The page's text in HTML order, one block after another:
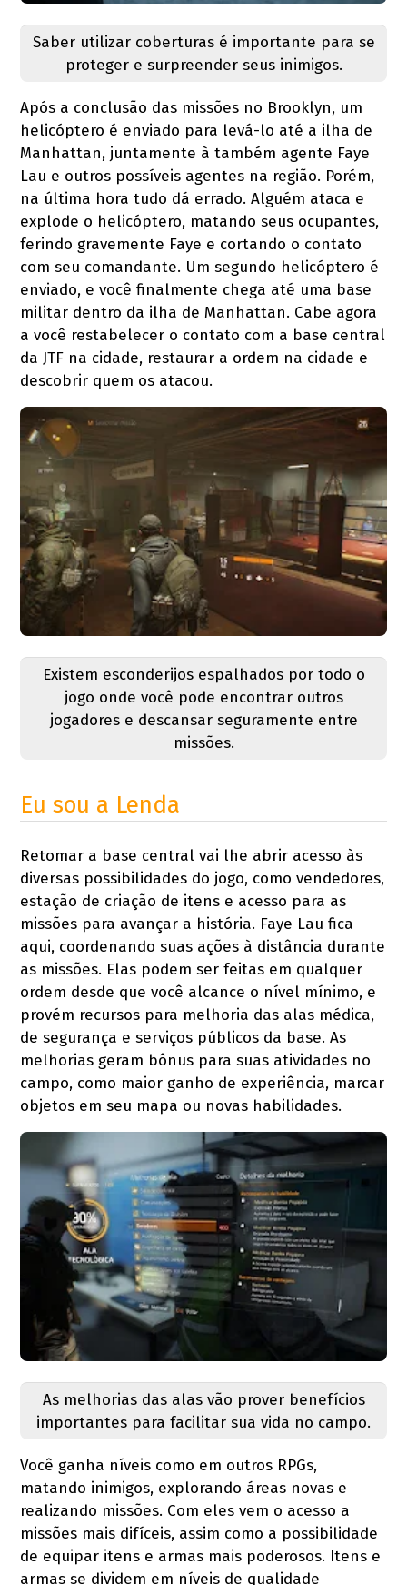
Saber utilizar coberturas é importante para se
proteger e surpreender seus inimigos.
Após a conclusão das missões no Brooklyn, um
helicóptero é enviado para levá-lo até a ilha de
Manhattan, juntamente à também agente Faye
Lau e outros possíveis agentes na região. Porém,
na última hora tudo dá errado. Alguém ataca e
explode o helicóptero, matando seus ocupantes,
ferindo gravemente Faye e cortando o contato
com seu comandante. Um segundo helicóptero é
enviado, e você finalmente chega até uma base
militar dentro da ilha de Manhattan. Cabe agora
a você restabelecer o contato com a base central
da JTF na cidade, restaurar a ordem na cidade e
descobrir quem os atacou.
Existem esconderijos espalhados por todo o
jogo onde você pode encontrar outros
jogadores e descansar seguramente entre
missões.
Eu sou a Lenda
Retomar a base central vai lhe abrir acesso às
diversas possibilidades do jogo, como vendedores,
estação de criação de itens e acesso para as
missões para avançar a história. Faye Lau fica
aqui, coordenando suas ações à distância durante
as missões. Elas podem ser feitas em qualquer
ordem desde que você alcance o nível mínimo, e
provém recursos para melhoria das alas médica,
de segurança e serviços públicos da base. As
melhorias geram bônus para suas atividades no
campo, como maior ganho de experiência, marcar
objetos em seu mapa ou novas habilidades.
As melhorias das alas vão prover benefícios
importantes para facilitar sua vida no campo.
Você ganha níveis como em outros RPGs,
matando inimigos, explorando áreas novas e
realizando missões. Com eles vem o acesso a
missões mais difíceis, assim como a possibilidade
de equipar itens e armas mais poderosos. Itens e
armas se dividem em níveis de qualidade